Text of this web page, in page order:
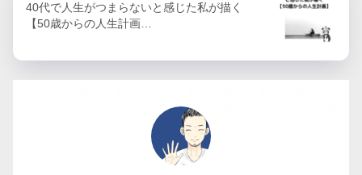
40代で人生がつまらないと感じた私が描く
【50歳からの人生計画…